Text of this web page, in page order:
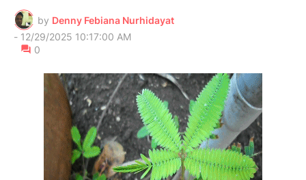
by Denny Febiana Nurhidayat
- 12/29/2025 10:17:00 AM
0